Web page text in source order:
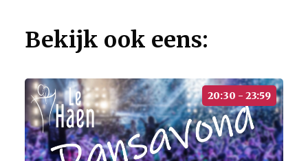
Bekijk ook eens:
20:30 - 23:59